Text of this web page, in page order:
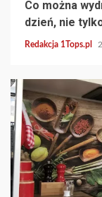
Co można
dzień, nie
Redakcja 1Tops.pl